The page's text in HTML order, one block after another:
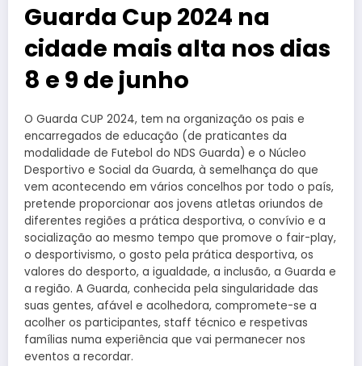
Guarda Cup 2024 na
cidade mais alta nos dias
8 e 9 de junho
O Guarda CUP 2024, tem na organização os pais e
encarregados de educação (de praticantes da
modalidade de Futebol do NDS Guarda) e o Núcleo
Desportivo e Social da Guarda, à semelhança do que
vem acontecendo em vários concelhos por todo o país,
pretende proporcionar aos jovens atletas oriundos de
diferentes regiões a prática desportiva, o convívio e a
socialização ao mesmo tempo que promove o fair-play,
o desportivismo, o gosto pela prática desportiva, os
valores do desporto, a igualdade, a inclusão, a Guarda e
a região. A Guarda, conhecida pela singularidade das
suas gentes, afável e acolhedora, compromete-se a
acolher os participantes, staff técnico e respetivas
famílias numa experiência que vai permanecer nos
eventos a recordar.